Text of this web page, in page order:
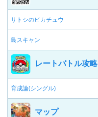
サトシのピカチュウ
島スキャン
レートバトル攻略
育成論(シングル)
マップ